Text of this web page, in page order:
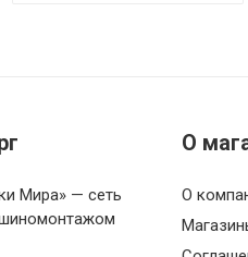
F1 SuperSport 225/40R20 94Y
Мира» — сеть
О
О